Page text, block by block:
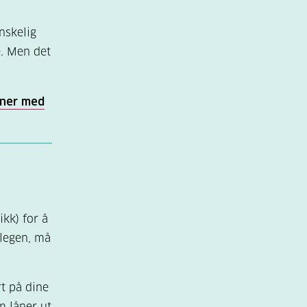
fra
Men det
med
for å
må
på dine